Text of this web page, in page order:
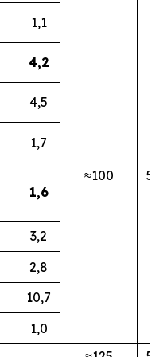
1,1
4,2
4,5
1,7
1,6
≈100
3,2
2,8
10,7
1,0